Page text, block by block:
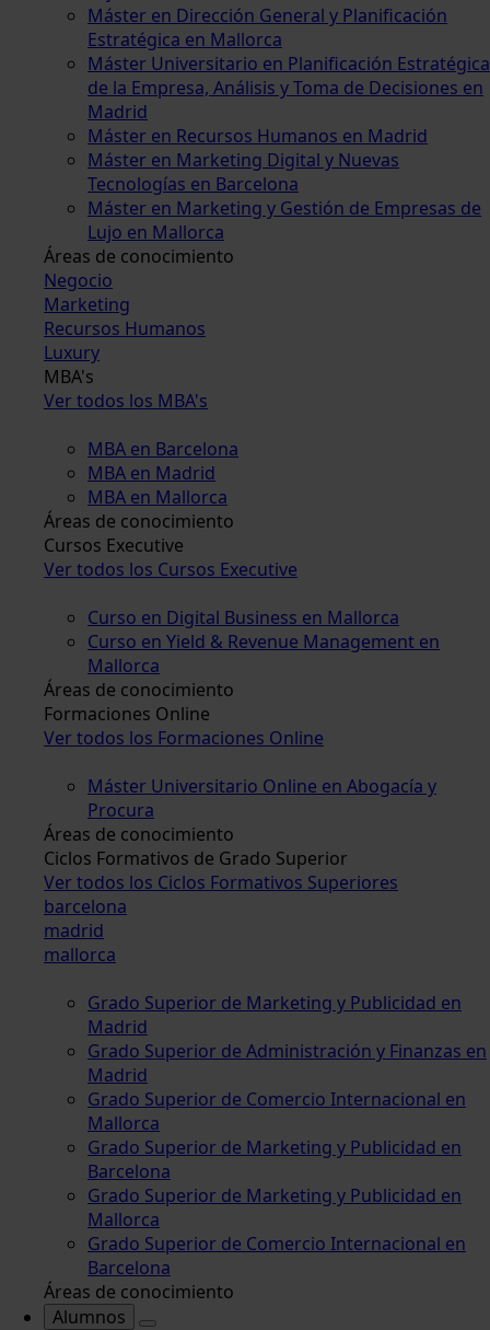
Máster en Dirección General y Planificación
Estratégica en Mallorca
Máster Universitario en Planificación Estratégica
de la Empresa, Análisis y Toma de Decisiones en
Madrid
Máster en Recursos Humanos en Madrid
Máster en Marketing Digital y Nuevas
Tecnologías en Barcelona
Máster en Marketing y Gestión de Empresas de
Lujo en Mallorca
Áreas de conocimiento
Negocio
Marketing
Recursos Humanos
Luxury
MBA's
Ver todos los MBA's
MBA en Barcelona
MBA en Madrid
MBA en Mallorca
Áreas de conocimiento
Cursos Executive
Ver todos los Cursos Executive
Curso en Digital Business en Mallorca
Curso en Yield & Revenue Management en
Mallorca
Áreas de conocimiento
Formaciones Online
Ver todos los Formaciones Online
Máster Universitario Online en Abogacía y
Procura
Áreas de conocimiento
Ciclos Formativos de Grado Superior
Ver todos los Ciclos Formativos Superiores
barcelona
madrid
mallorca
Grado Superior de Marketing y Publicidad en
Madrid
Grado Superior de Administración y Finanzas en
Madrid
Grado Superior de Comercio Internacional en
Mallorca
Grado Superior de Marketing y Publicidad en
Barcelona
Grado Superior de Marketing y Publicidad en
Mallorca
Grado Superior de Comercio Internacional en
Barcelona
Áreas de conocimiento
Alumnos